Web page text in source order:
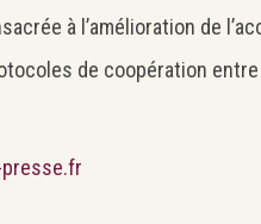
à l’amélioration de
de coopération entre